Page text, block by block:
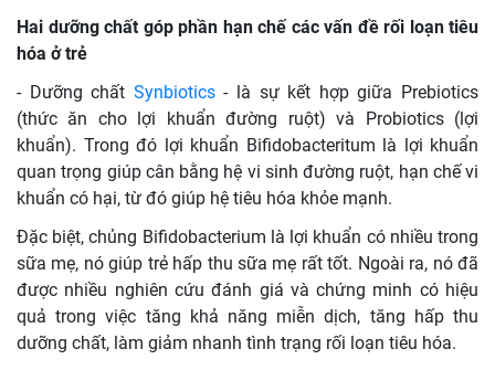
Hai dưỡng chất góp phần hạn chế các vấn đề rối loạn tiêu
hóa ở trẻ
- Dưỡng chất Synbiotics- là sự kết hợp giữa Prebiotics
(thức ăn cho lợi khuẩn đường ruột) và Probiotics (lợi
khuẩn). Trong đó lợi khuẩn Bifidobacteritum là lợi khuẩn
quan trọng giúp cân bằng hệ vi sinh đường ruột, hạn chế vi
khuẩn có hại, từ đó giúp hệ tiêu hóa khỏe mạnh.
Đặc biệt, chủng Bifidobacterium là lợi khuẩn có nhiều trong
sữa mẹ, nó giúp trẻ hấp thu sữa mẹ rất tốt. Ngoài ra, nó đã
được nhiều nghiên cứu đánh giá và chứng minh có hiệu
quả trong việc tăng khả năng miễn dịch, tăng hấp thu
dưỡng chất, làm giảm nhanh tình trạng rối loạn tiêu hóa.